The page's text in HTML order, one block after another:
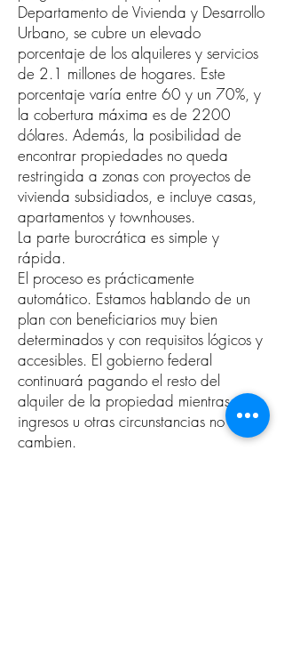
Departamento de Vivienda y Desarrollo
Urbano, se cubre un elevado
porcentaje de los alquileres y servicios
de 2.1 millones de hogares. Este
porcentaje varía entre 60 y un 70%, y
la cobertura máxima es de 2200
dólares. Además, la posibilidad de
encontrar propiedades no queda
restringida a zonas con proyectos de
vivienda subsidiados, e incluye casas,
apartamentos y townhouses.
La parte burocrática es simple y
rápida.
El proceso es prácticamente
automático. Estamos hablando de un
plan con beneficiarios muy bien
determinados y con requisitos lógicos y
accesibles. El gobierno federal
continuará pagando el resto del
alquiler de la propiedad mientras sus
ingresos u otras circunstancias no
cambien.